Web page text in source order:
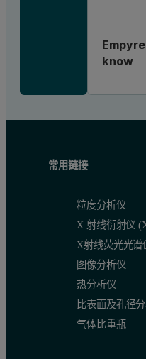
know
常用链接
粒度分析仪
X 射线衍射仪
X射线荧光光谱
图像分析仪
热分析仪
比表面及孔径
气体比重瓶